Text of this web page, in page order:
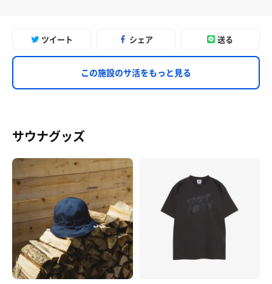
ツイート シェア 送る
この施設のサ活をもっと見る
サウナグッズ